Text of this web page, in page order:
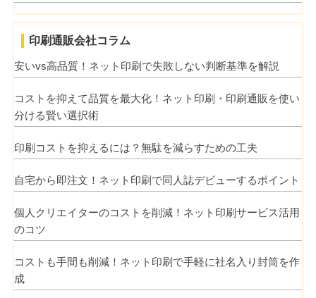
印刷通販会社コラム
安いvs高品質！ネット印刷で失敗しない判断基準を解説
コストを抑えて品質を最大化！ネット印刷・印刷通販を使い
分ける賢い選択術
印刷コストを抑えるには？無駄を減らすための工夫
自宅から即注文！ネット印刷で同人誌デビューするポイント
個人クリエイターのコストを削減！ネット印刷サービス活用
のコツ
コストも手間も削減！ネット印刷で手軽に社名入り封筒を作
成